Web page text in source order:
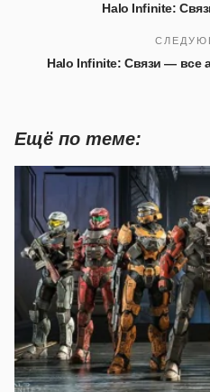
Halo Infinite:
Halo Infinite: Связи — все
Ещё по теме: